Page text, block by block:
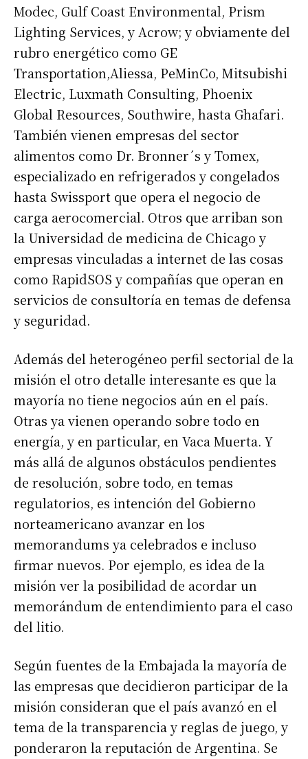
Modec, Gulf Coast Environmental, Prism
Lighting Services, y Acrow; y obviamente del
rubro energético como GE
Transportation,Aliessa, PeMinCo, Mitsubishi
Electric, Luxmath Consulting, Phoenix
Global Resources, Southwire, hasta Ghafari.
También vienen empresas del sector
alimentos como Dr. Bronner´s y Tomex,
especializado en refrigerados y congelados
hasta Swissport que opera el negocio de
carga aerocomercial. Otros que arriban son
la Universidad de medicina de Chicago y
empresas vinculadas a internet de las cosas
como RapidSOS y compañías que operan en
servicios de consultoría en temas de defensa
y seguridad.
Además del heterogéneo perfil sectorial de la
misión el otro detalle interesante es que la
mayoría no tiene negocios aún en el país.
Otras ya vienen operando sobre todo en
energía, y en particular, en Vaca Muerta. Y
más allá de algunos obstáculos pendientes
de resolución, sobre todo, en temas
regulatorios, es intención del Gobierno
norteamericano avanzar en los
memorandums ya celebrados e incluso
firmar nuevos. Por ejemplo, es idea de la
misión ver la posibilidad de acordar un
memorándum de entendimiento para el caso
del litio.
Según fuentes de la Embajada la mayoría de
las empresas que decidieron participar de la
misión consideran que el país avanzó en el
tema de la transparencia y reglas de juego, y
ponderaron la reputación de Argentina. Se